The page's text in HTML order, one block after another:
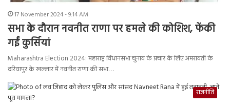
17 November 2024 - 9:14 AM
सभा के दौरान नवनीत राणा पर हमले की कोशिश, फेंकी
गईं कुर्सियां
Maharashtra Election 2024: महाराष्ट्र विधानसभा चुनाव के प्रचार के लिए अमरावती के
दरियापुर के खल्लार में नवनीत राणा की सभा…
राजनीति